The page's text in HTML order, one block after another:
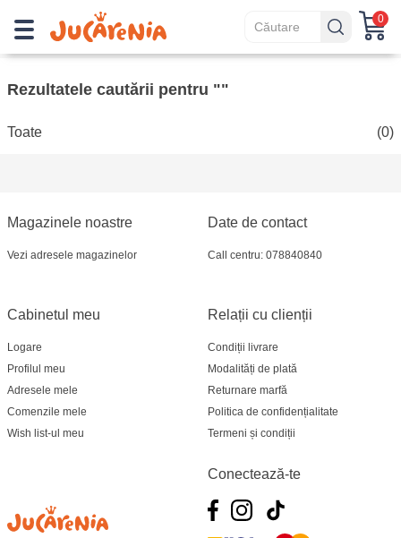
0
Rezultatele cautării pentru ""
Toate (0)
Magazinele noastre
Vezi adresele magazinelor
Relații cu clienții
Condiții livrare
Modalități de plată
Returnare marfă
Politica de confidențialitate
Termeni și condiții
Cabinetul meu
Logare
Profilul meu
Adresele mele
Comenzile mele
Wish list-ul meu
Date de contact
Call centru: 078840840
Conectează-te